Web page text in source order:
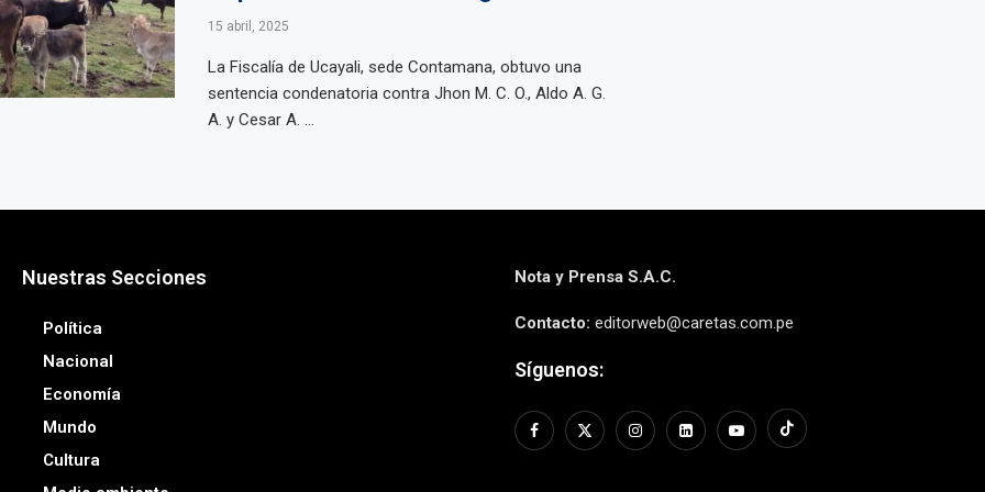
15 abril, 2025
La Fiscalía de Ucayali, sede Contamana, obtuvo una
sentencia condenatoria contra Jhon M. C. O., Aldo A. G.
A. y Cesar A. ...
Nuestras Secciones
Política
Nacional
Economía
Mundo
Cultura
Nota y Prensa S.A.C.
Contacto: editorweb@caretas.com.pe
Síguenos: